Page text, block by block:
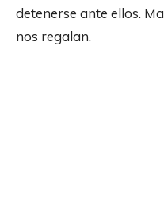
detenerse ante ellos.
nos regalan.